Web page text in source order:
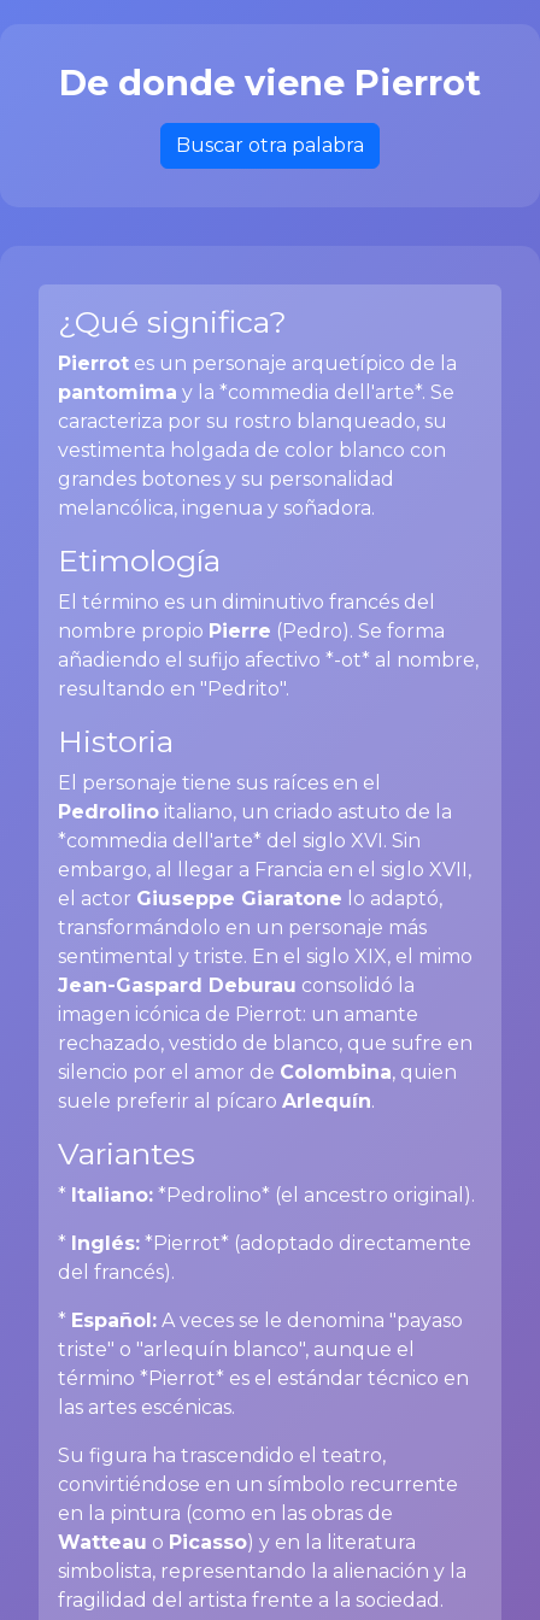
De donde viene Pierrot
Buscar otra palabra
¿Qué significa?
Pierrot es un personaje arquetípico de la
pantomima y la *commedia dell'arte*. Se
caracteriza por su rostro blanqueado, su
vestimenta holgada de color blanco con
grandes botones y su personalidad
melancólica, ingenua y soñadora.
Etimología
El término es un diminutivo francés del
nombre propio Pierre (Pedro). Se forma
añadiendo el sufijo afectivo *-ot* al nombre,
resultando en "Pedrito".
Historia
El personaje tiene sus raíces en el
Pedrolino italiano, un criado astuto de la
*commedia dell'arte* del siglo XVI. Sin
embargo, al llegar a Francia en el siglo XVII,
el actor Giuseppe Giaratone lo adaptó,
transformándolo en un personaje más
sentimental y triste. En el siglo XIX, el mimo
Jean-Gaspard Deburau consolidó la
imagen icónica de Pierrot: un amante
rechazado, vestido de blanco, que sufre en
silencio por el amor de Colombina, quien
suele preferir al pícaro Arlequín.
Variantes
* Italiano: *Pedrolino* (el ancestro original).
* Inglés: *Pierrot* (adoptado directamente
del francés).
* Español: A veces se le denomina "payaso
triste" o "arlequín blanco", aunque el
término *Pierrot* es el estándar técnico en
las artes escénicas.
Su figura ha trascendido el teatro,
convirtiéndose en un símbolo recurrente
en la pintura (como en las obras de
Watteau o Picasso) y en la literatura
simbolista, representando la alienación y la
fragilidad del artista frente a la sociedad.